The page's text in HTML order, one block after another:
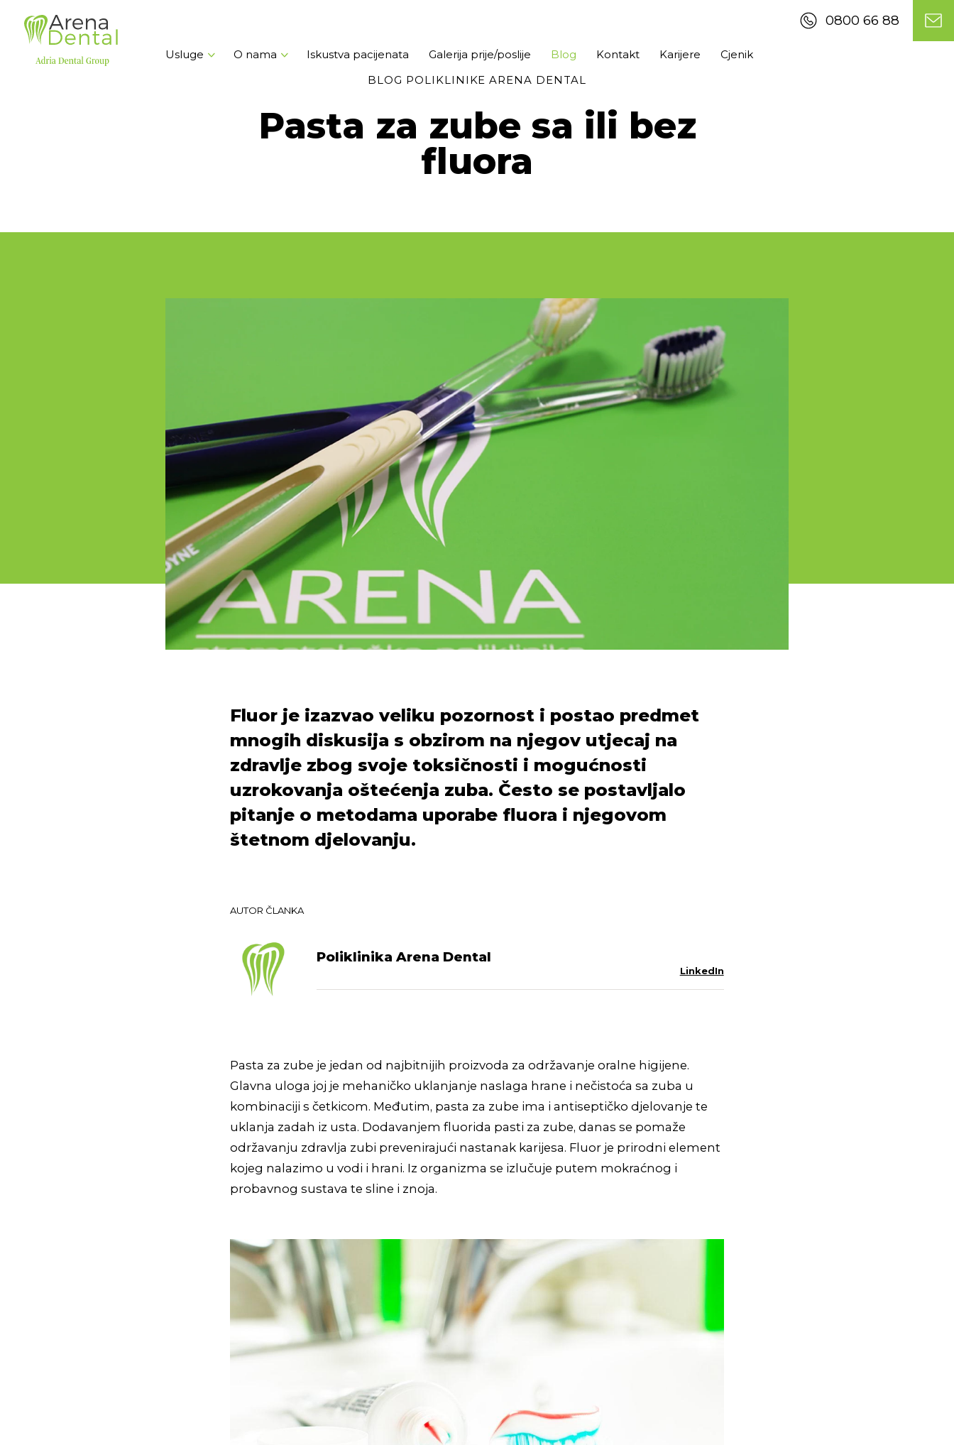
0800 66 88
Usluge O nama Iskustva pacijenata Galerija prije/poslije Blog Kontakt Karijere
Cjenik
BLOG POLIKLINIKE ARENA DENTAL
Pasta za zube sa ili bez
fluora
Fluor je izazvao veliku pozornost i postao predmet
mnogih diskusija s obzirom na njegov utjecaj na
zdravlje zbog svoje toksičnosti i mogućnosti
uzrokovanja oštećenja zuba. Često se postavljalo
pitanje o metodama uporabe fluora i njegovom
štetnom djelovanju.
AUTOR ČLANKA
Poliklinika Arena Dental
LinkedIn
Pasta za zube je jedan od najbitnijih proizvoda za održavanje oralne higijene.
Glavna uloga joj je mehaničko uklanjanje naslaga hrane i nečistoća sa zuba u
kombinaciji s četkicom. Međutim, pasta za zube ima i antiseptičko djelovanje te
uklanja zadah iz usta. Dodavanjem fluorida pasti za zube, danas se pomaže
održavanju zdravlja zubi prevenirajući nastanak karijesa. Fluor je prirodni element
kojeg nalazimo u vodi i hrani. Iz organizma se izlučuje putem mokraćnog i
probavnog sustava te sline i znoja.